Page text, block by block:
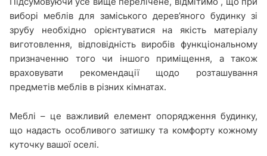
виборі меблів для заміського дерев’яного будинку зі
зрубу необхідно орієнтуватися на якість матеріалу
виготовлення, відповідність виробів функціональному
призначенню того чи іншого приміщення, а також
враховувати рекомендації щодо розташування
предметів меблів в різних кімнатах.
Меблі – це важливий елемент опорядження будинку,
що надасть особливого затишку та комфорту кожному
куточку вашої оселі.